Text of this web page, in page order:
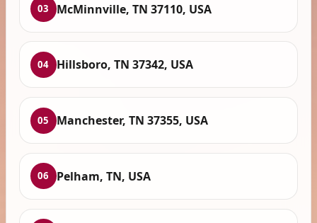
03 McMinnville, TN 37110, USA
04 Hillsboro, TN 37342, USA
05 Manchester, TN 37355, USA
06 Pelham, TN, USA